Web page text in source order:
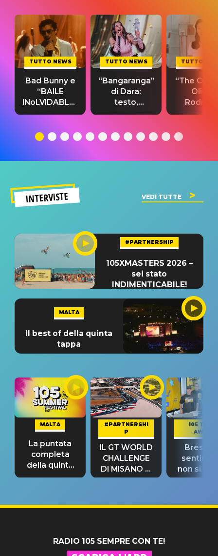
TUTTO NEWS
Bad Bunny e
“BAILE
INoLVIDABLE”:
testo,
significato
TUTTO NEWS
“Bangaranga”
di Dara:
testo,
traduzione e
del singolo
TUTTO
“The
Olivia
testo,
INTERVISTE VEDI TUTTE
#PARTNERSHIP
105XMASTERS 2026 –
sei stato
INDIMENTICABILE!
MALTA
Il best of della quinta
tappa
MALTA
La puntata
completa
della quinta
tappa
#PARTNERSHI
P
IL GT WORLD
CHALLENGE
DI MISANO si
riconferma
105 TAKE
AWAY
Bresh:
non si
fino alla
RADIO 105 SEMPRE CON TE!